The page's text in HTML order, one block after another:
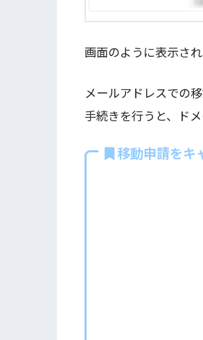
画面のように表示さ
メールアドレスでの
手続きを行うと、ド
移動申請をキ